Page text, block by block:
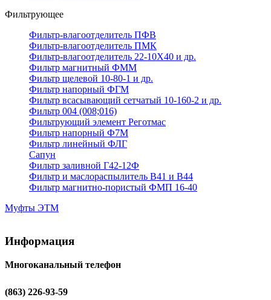
Фильтрующее
Фильтр-влагоотделитель ПФВ
Фильтр-влагоотделитель ПМК
Фильтр-влагоотделитель 22-10Х40 и др.
Фильтр магнитный ФММ
Фильтр щелевой 10-80-1 и др.
Фильтр напорный ФГМ
Фильтр всасывающий сетчатый 10-160-2 и др.
Фильтр 004 (008;016)
Фильтрующий элемент Реготмас
Фильтр напорный Ф7М
Фильтр линейный ФЛГ
Сапун
Фильтр заливной Г42-12Ф
Фильтр и маслораспылитель В41 и В44
Фильтр магнитно-пористый ФМП 16-40
Муфты ЭТМ
Информация
Многоканальный телефон
(863) 226-93-59